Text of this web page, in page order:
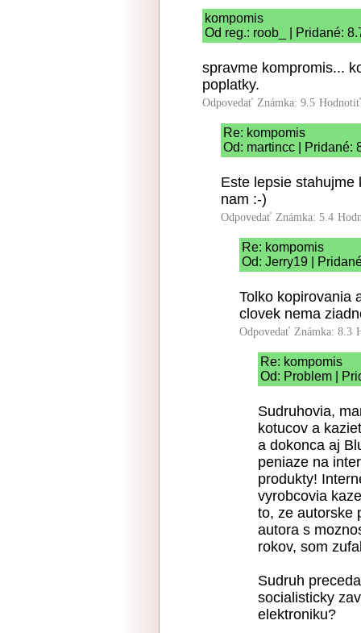
kompomis
Od reg.: roob_ | Pridané:
spravme kompromis...
poplatky.
Odpovedať Známka: 9.5
Re: kompomis
Od: martincc | Pridané:
Este lepsie stahujme
nam :-)
Odpovedať Známka: 5.4
Re: kompomis
Od: Jerry19 |
Tolko kopirovania
clovek nema
Odpovedať Známka: 8.3
Re: kompomis
Od: Problem |
Sudruhovia,
kotucov a
a dokonca aj
peniaze na
produkty!
vyrobcovia
to, ze autorske
autora s
rokov, som
Sudruh
socialisticky
elektroniku?